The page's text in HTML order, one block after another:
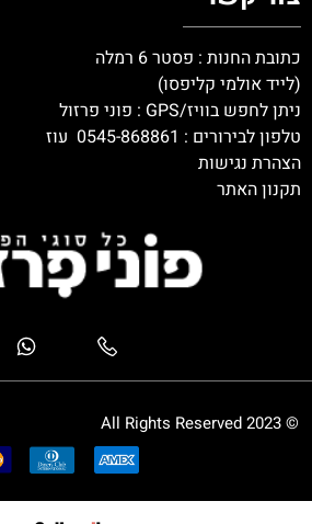
כתובת החנות : פסטר 6 רמלה
(לייד אולמי קליפסו)
ניתן לחפש בוויז/GPS : פוני פרזול
טלפון לבירורים : 0545-868861עוז
הצהרת נגישות
תקנון האתר
© 2023 All Rights Reserved